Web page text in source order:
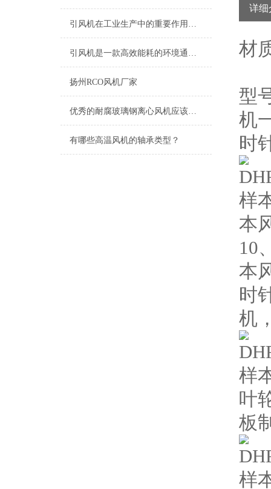
引风机在工业生产中的重要作用及发展趋势
引风机是一款高效能耗的环境通风设备
扬州RCO风机厂家
优秀的耐腐玻璃钢离心风机应该具备以下特点
有哪些高温风机的轴承类型？
详细
材
型
机
时
本
10
本
时
机
叶
板